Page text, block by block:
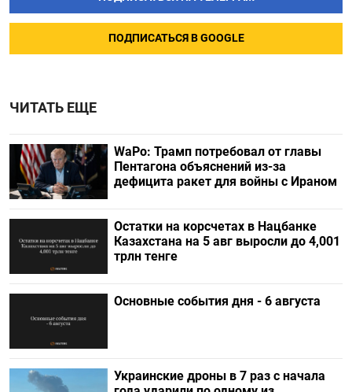
ПОДПИСАТЬСЯ В GOOGLE
ЧИТАТЬ ЕЩЕ
WaPo: Трамп потребовал от главы
Пентагона объяснений из-за
дефицита ракет для войны с Ираном
Остатки на корсчетах в Нацбанке
Казахстана на 5 авг выросли до 4,001
трлн тенге
Основные события дня - 6 августа
Украинские дроны в 7 раз с начала